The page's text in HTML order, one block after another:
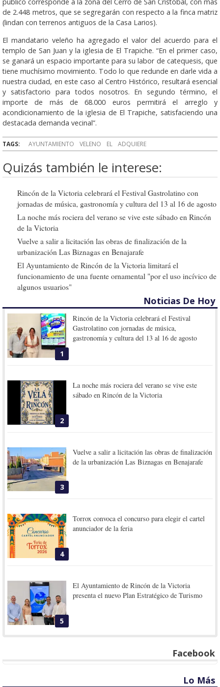
público corresponde a la zona del Cerro de San Cristóbal, con más
de 2.448 metros, que se segregarán con respecto a la finca matriz
(lindan con terrenos antiguos de la Casa Larios).
El mandatario veleño ha agregado el valor del acuerdo para el
templo de San Juan y la iglesia de El Trapiche. “En el primer caso,
se ganará un espacio importante para su labor de catequesis, que
tiene muchísimo movimiento. Todo lo que redunde en darle vida a
nuestra ciudad, en este caso al Centro Histórico, resultará esencial
y satisfactorio para todos nosotros. En segundo término, el
importe de más de 68.000 euros permitirá el arreglo y
acondicionamiento de la iglesia de El Trapiche, satisfaciendo una
destacada demanda vecinal”.
TAGS: AYUNTAMIENTO VELENO EL ADQUIERE
Quizás también le interese:
Rincón de la Victoria celebrará el Festival Gastrolatino con
jornadas de música, gastronomía y cultura del 13 al 16 de agosto
La noche más rociera del verano se vive este sábado en Rincón
de la Victoria
Vuelve a salir a licitación las obras de finalización de la
urbanización Las Biznagas en Benajarafe
El Ayuntamiento de Rincón de la Victoria limitará el
funcionamiento de una fuente ornamental "por el uso incívico de
algunos usuarios"
Noticias De Hoy
1
Rincón de la Victoria celebrará el Festival
Gastrolatino con jornadas de música,
gastronomía y cultura del 13 al 16 de agosto
2
La noche más rociera del verano se vive este
sábado en Rincón de la Victoria
3
Vuelve a salir a licitación las obras de finalización
de la urbanización Las Biznagas en Benajarafe
4
Torrox convoca el concurso para elegir el cartel
anunciador de la feria
5
El Ayuntamiento de Rincón de la Victoria
presenta el nuevo Plan Estratégico de Turismo
Facebook
Lo Más